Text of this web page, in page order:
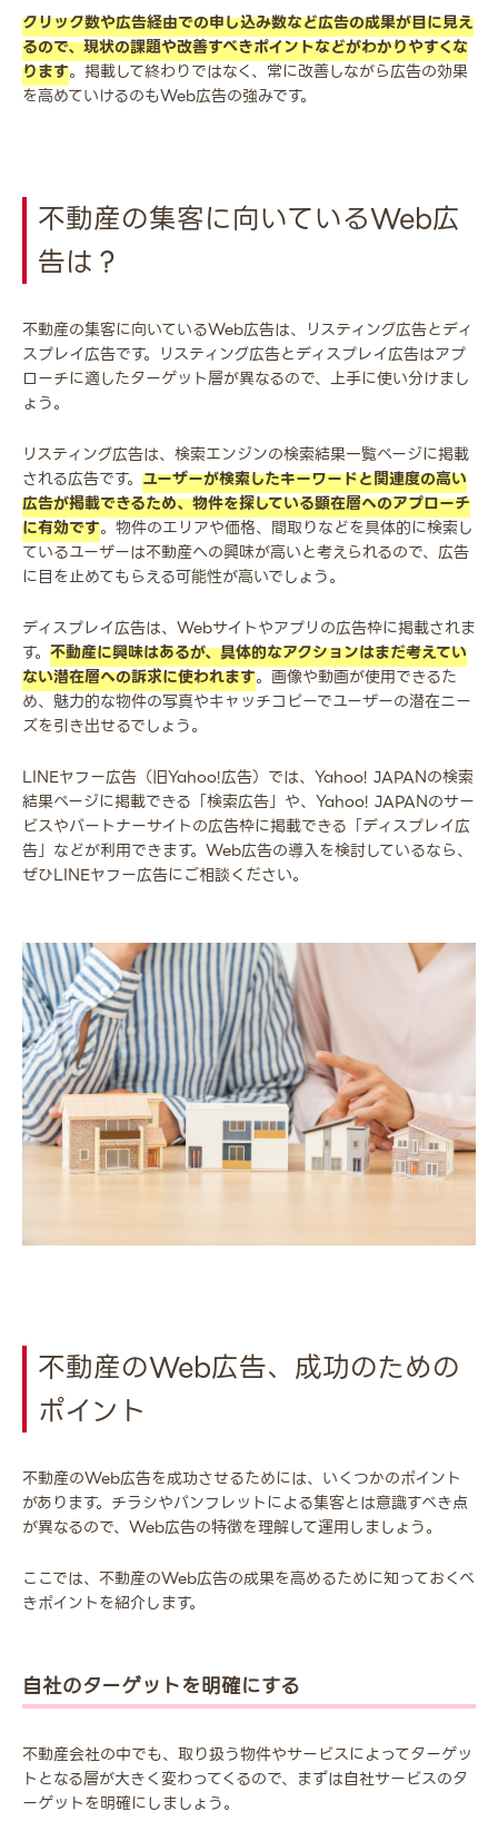
クリック数や広告経由での申し込み数など広告の成果が目に見え
るので、現状の課題や改善すべきポイントなどがわかりやすくな
ります。掲載して終わりではなく、常に改善しながら広告の効果
を高めていけるのもWeb広告の強みです。
不動産の集客に向いているWeb広
告は？
不動産の集客に向いているWeb広告は、リスティング広告とディ
スプレイ広告です。リスティング広告とディスプレイ広告はアプ
ローチに適したターゲット層が異なるので、上手に使い分けまし
ょう。
リスティング広告は、検索エンジンの検索結果一覧ページに掲載
される広告です。 ユーザーが検索したキーワードと関連度の高い
広告が掲載できるため、物件を探している顕在層へのアプローチ
に有効です。物件のエリアや価格、間取りなどを具体的に検索し
ているユーザーは不動産への興味が高いと考えられるので、広告
に目を止めてもらえる可能性が高いでしょう。
ディスプレイ広告は、Webサイトやアプリの広告枠に掲載されま
す。 不動産に興味はあるが、具体的なアクションはまだ考えてい
ない潜在層への訴求に使われます。画像や動画が使用できるた
め、魅力的な物件の写真やキャッチコピーでユーザーの潜在ニー
ズを引き出せるでしょう。
LINEヤフー広告（旧Yahoo!広告）では、Yahoo! JAPANの検索
結果ページに掲載できる「検索広告」や、Yahoo! JAPANのサー
ビスやパートナーサイトの広告枠に掲載できる「ディスプレイ広
告」などが利用できます。Web広告の導入を検討しているなら、
ぜひLINEヤフー広告にご相談ください。
不動産のWeb広告、成功のための
ポイント
不動産のWeb広告を成功させるためには、いくつかのポイント
があります。チラシやパンフレットによる集客とは意識すべき点
が異なるので、Web広告の特徴を理解して運用しましょう。
ここでは、不動産のWeb広告の成果を高めるために知っておくべ
きポイントを紹介します。
自社のターゲットを明確にする
不動産会社の中でも、取り扱う物件やサービスによってターゲッ
トとなる層が大きく変わってくるので、まずは自社サービスのタ
ーゲットを明確にしましょう。